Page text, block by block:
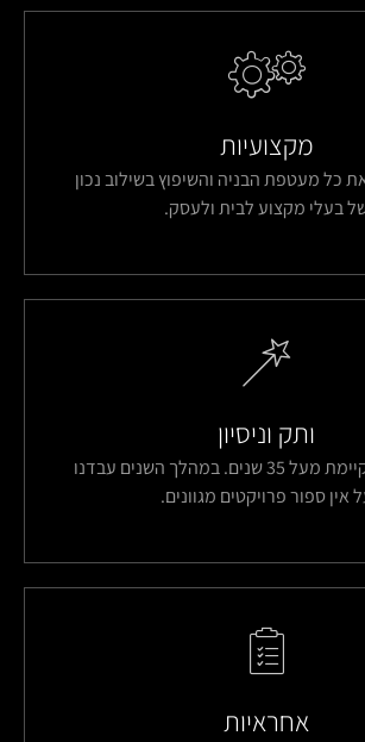
מקצועיות
כל מעטפת הבניה והשיפוץ בשילוב נכון
בעלי מקצוע לבית ולעסק.
ותק וניסיון
החברה שלנו קיימת מעל 35 שנים. במהלך השנים עבדנו
אין ספור פרויקטים מגוונים.
אחראיות